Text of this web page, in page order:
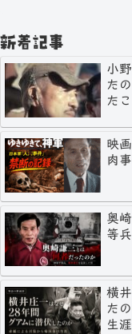
新着記事
小
た
た
映
肉
奥
等
横
た
生涯